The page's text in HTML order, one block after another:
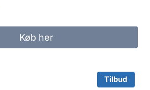
30.00 kr..Køb her
Tilbud